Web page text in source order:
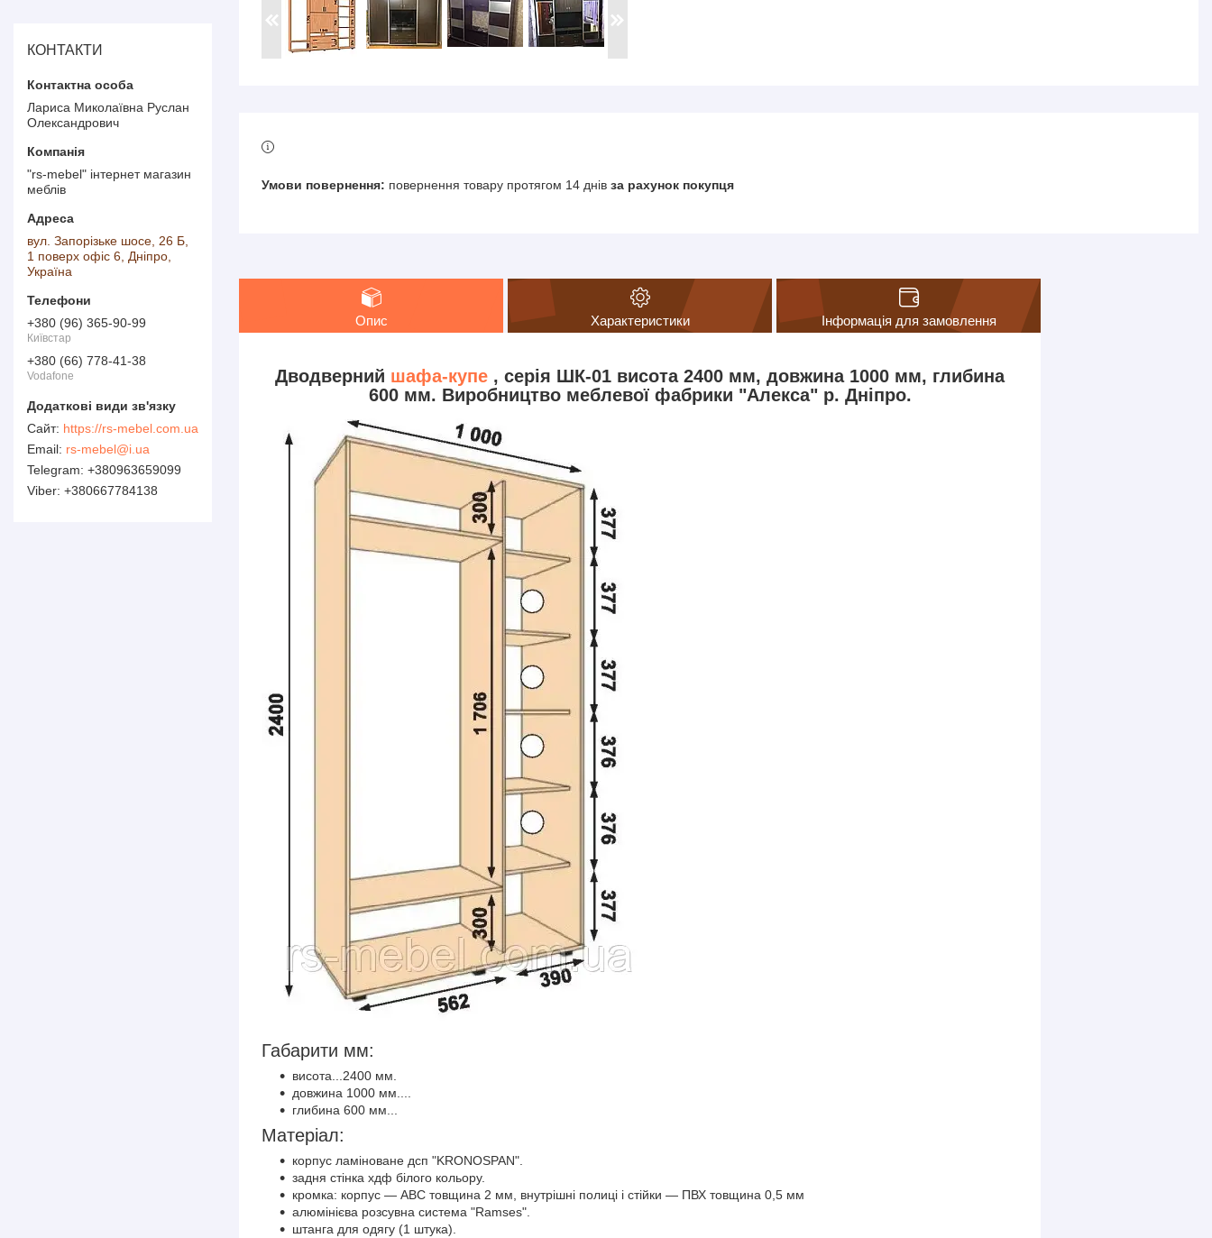
повернення товару протягом 14 днів за рахунок покупця
Опис Характеристики Інформація для замовлення
Дводверний шафа-купе , серія ШК-01 висота 2400 мм, довжина 1000 мм, глибина
600 мм. Виробництво меблевої фабрики "Алекса" р. Дніпро.
Габарити мм:
висота...2400 мм.
довжина 1000 мм....
глибина 600 мм...
Матеріал:
корпус ламіноване дсп "KRONOSPAN".
задня стінка хдф білого кольору.
кромка: корпус ― АВС товщина 2 мм, внутрішні полиці і стійки ― ПВХ товщина 0,5 мм
алюмінієва розсувна система "Ramses".
штанга для одягу (1 штука).
КОНТАКТИ
Лариса Миколаївна Руслан
Олександрович
"rs-mebel" інтернет магазин
меблів
вул. Запорізьке шосе, 26 Б,
1 поверх офіс 6, Дніпро,
Україна
+380 (96) 365-90-99
Київстар
+380 (66) 778-41-38
Vodafone
https://rs-mebel.com.ua
rs-mebel@i.ua
+380963659099
+380667784138